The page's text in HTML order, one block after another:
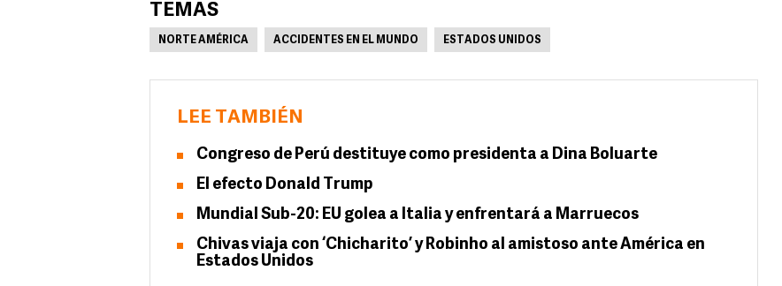
TEMAS
NORTE AMÉRICA ACCIDENTES EN EL MUNDO ESTADOS UNIDOS
LEE TAMBIÉN
Congreso de Perú destituye como presidenta a Dina Boluarte
El efecto Donald Trump
Mundial Sub-20: EU golea a Italia y enfrentará a Marruecos
Chivas viaja con ‘Chicharito’ y Robinho al amistoso ante América en
Estados Unidos